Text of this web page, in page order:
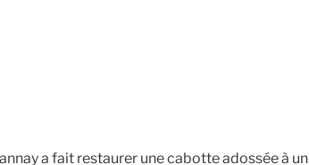
a fait restaurer une cabotte adossée à un